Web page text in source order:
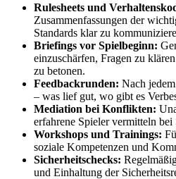
Rulesheets und
Zusammenfassungen der
Standards klar zu
Briefings vor Spielbeginn:
einzuschärfen, Fragen zu
zu betonen.
Feedbackrunden: Nach
– was lief gut, wo gibt es
Mediation bei Konflikten:
erfahrene Spieler vermitteln bei
Workshops und Trainings:
soziale Kompetenzen und
Sicherheitschecks:
und Einhaltung der